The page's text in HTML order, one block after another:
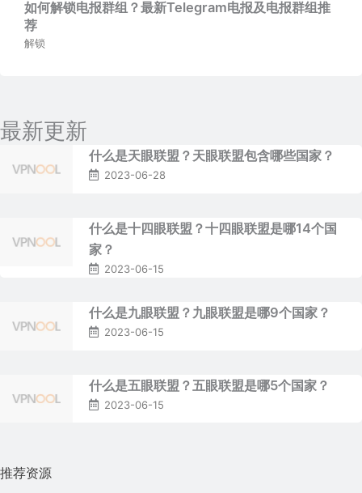
如何解锁电报群组？最新Telegram电报及电报群组推
荐
解锁
最新更新
什么是天眼联盟？天眼联盟包含哪些国家？
2023-06-28
什么是十四眼联盟？十四眼联盟是哪14个国
家？
2023-06-15
什么是九眼联盟？九眼联盟是哪9个国家？
2023-06-15
什么是五眼联盟？五眼联盟是哪5个国家？
2023-06-15
推荐资源